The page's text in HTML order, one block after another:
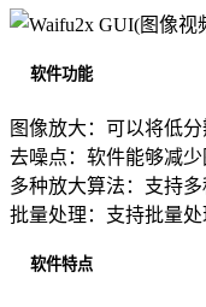
软件功能
图像放大：可以将低
去噪点：软件能够减
多种放大算法：支持
批量处理：支持批量
软件特点